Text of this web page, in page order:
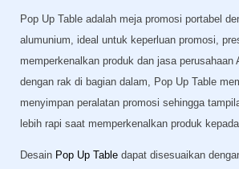
Pop Up Table adalah meja promosi portabel
alumunium, ideal untuk keperluan promosi,
memperkenalkan produk dan jasa perusahaan
dengan rak di bagian dalam, Pop Up Table
menyimpan peralatan promosi sehingga
lebih rapi saat memperkenalkan produk
Desain Pop Up Table dapat disesuaikan